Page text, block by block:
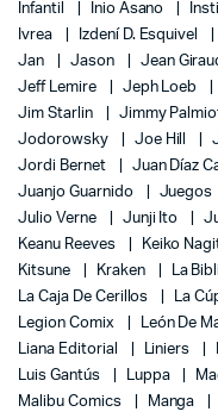
Infantil
Inio Asano
Ivrea
Izdení D. Esquivel
Jan
Jason Jean
Jeff Lemire
Jeph Loeb
Jim Starlin
Jimmy
Jodorowsky
Joe Hill
Jordi Bernet
Juan Díaz
Juanjo Guarnido
Juegos
Julio Verne
Junji Ito
Keanu Reeves
Keiko
Kitsune
Kraken
La
La Caja De Cerillos
La
Legion Comix
León De
Liana Editorial
Liniers
Luis Gantús
Luppa
Malibu Comics
Manga